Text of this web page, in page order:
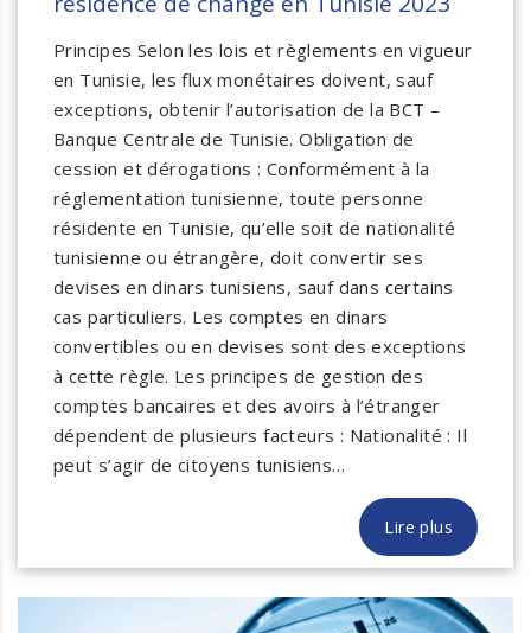
Principes Selon les lois et règlements en vigueur
en Tunisie, les flux monétaires doivent, sauf
exceptions, obtenir l’autorisation de la BCT –
Banque Centrale de Tunisie. Obligation de
cession et dérogations : Conformément à la
réglementation tunisienne, toute personne
résidente en Tunisie, qu’elle soit de nationalité
tunisienne ou étrangère, doit convertir ses
devises en dinars tunisiens, sauf dans certains
cas particuliers. Les comptes en dinars
convertibles ou en devises sont des exceptions
à cette règle. Les principes de gestion des
comptes bancaires et des avoirs à l’étranger
dépendent de plusieurs facteurs : Nationalité : Il
peut s’agir de citoyens tunisiens…
Lire plus